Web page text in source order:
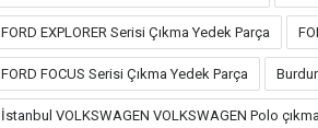
FORD EXPLORER Serisi Çıkma Yedek Parça
FORD FOCUS Serisi Çıkma Yedek Parça
İstanbul VOLKSWAGEN VOLKSWAGEN Polo